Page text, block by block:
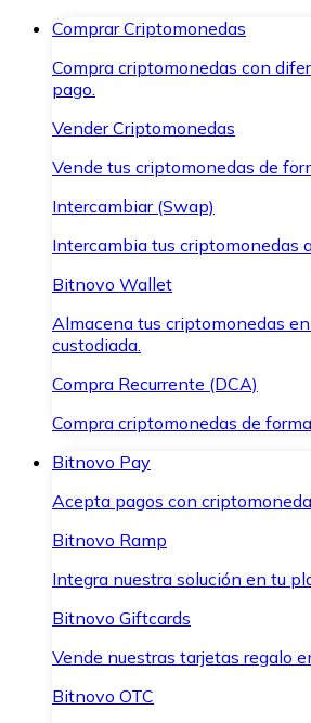
Comprar Criptomonedas
Compra criptomonedas con
pago.
Vender Criptomonedas
Vende tus criptomonedas de
Intercambiar (Swap)
Intercambia tus criptomonedas
Bitnovo Wallet
Almacena tus criptomonedas
custodiada.
Compra Recurrente (DCA)
Compra criptomonedas de
Bitnovo Pay
Acepta pagos con
Bitnovo Ramp
Integra nuestra solución en tu
Bitnovo Giftcards
Vende nuestras tarjetas regalo
Bitnovo OTC